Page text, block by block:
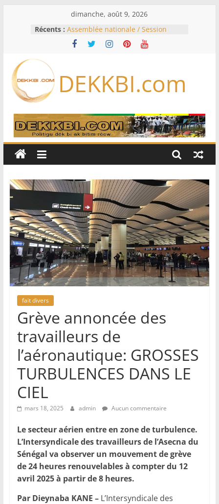
dimanche, août 9, 2026
Récents : Assemblée nationale / Session
extraordinaire: Six commissions
d’enquête à l’ordre du jour ce lundi
Bénin: Patrice Talon élu président
du Sénat, moins de trois mois
Pakistan et la Turquie signent un
accord de défense
RD Congo: Kinshasa interdit les
exportations de cuivre et de cobalt
production
DEKKBI.com
fait divers
Grève annoncée des
travailleurs de
l’aéronautique: GROSSES
TURBULENCES DANS LE
CIEL
mars 18, 2025 admin Aucun commentaire
Le secteur aérien entre en zone de turbulence.
L’Intersyndicale des travailleurs de l’Asecna du
Sénégal va observer un mouvement de grève
de 24 heures renouvelables à compter du 12
avril 2025 à partir de 8 heures.
Par Dieynaba KANE –L’Intersyndicale des